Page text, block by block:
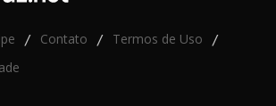
/ Contato / Termos de Uso /